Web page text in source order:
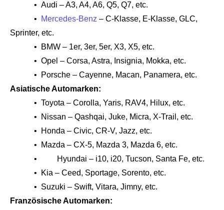
• Audi – A3, A4, A6, Q5, Q7, etc.
•
Mercedes-Benz – C-Klasse, E-Klasse, GLC,
Sprinter, etc.
• BMW – 1er, 3er, 5er, X3, X5, etc.
• Opel – Corsa, Astra, Insignia, Mokka, etc.
• Porsche – Cayenne, Macan, Panamera, etc.
Asiatische Automarken:
• Toyota – Corolla, Yaris, RAV4, Hilux, etc.
• Nissan – Qashqai, Juke, Micra, X-Trail, etc.
• Honda – Civic, CR-V, Jazz, etc.
• Mazda – CX-5, Mazda 3, Mazda 6, etc.
• Hyundai – i10, i20, Tucson, Santa Fe, etc.
• Kia – Ceed, Sportage, Sorento, etc.
• Suzuki – Swift, Vitara, Jimny, etc.
Französische Automarken: